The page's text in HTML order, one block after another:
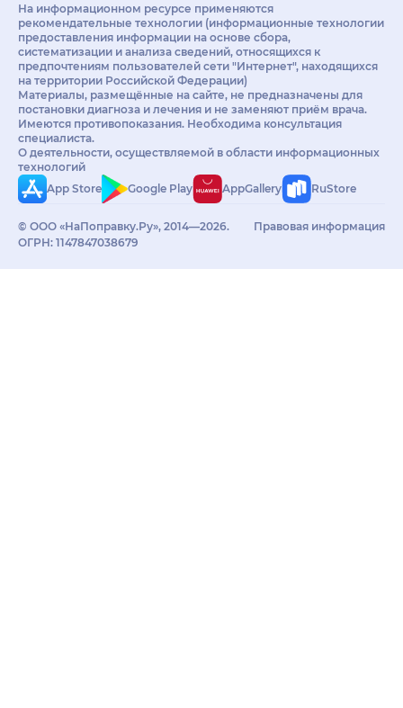
На информационном ресурсе применяются
рекомендательные технологии (информационные технологии
предоставления информации на основе сбора,
систематизации и анализа сведений, относящихся к
предпочтениям пользователей сети "Интернет", находящихся
на территории Российской Федерации)
Материалы, размещённые на сайте, не предназначены для
постановки диагноза и лечения и не заменяют приём врача.
Имеются противопоказания. Необходима консультация
специалиста.
О деятельности, осуществляемой в области информационных
технологий
App Store
Google Play AppGallery RuStore
© ООО «НаПоправку.Ру», 2014—2026.
ОГРН: 1147847038679
Правовая информация